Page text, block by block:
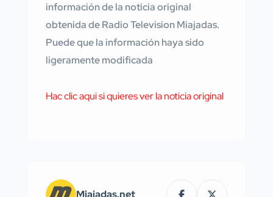
información de la noticia original
obtenida de Radio Television Miajadas.
Puede que la información haya sido
ligeramente modificada
Hac clic aqui si quieres ver la noticia original
Miajadas.net